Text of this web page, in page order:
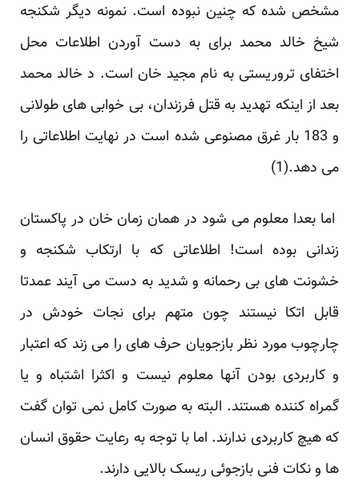
مشخص شده که چنین نبوده است. نمونه دیگر شکنجه
شیخ خالد محمد برای به دست آوردن اطلاعات محل
اختفای تروریستی به نام مجید خان است. د خالد محمد
بعد از اینکه تهدید به قتل فرزندان، بی خوابی های طولانی
و 183 بار غرق مصنوعی شده است در نهایت اطلاعاتی را
می دهد.(1
)
اما بعدا معلوم می شود در همان زمان خان در پاکستان
زندانی بوده است! اطلاعاتی که با ارتکاب شکنجه و
خشونت های بی رحمانه و شدید به دست می آیند عمدتا
قابل اتکا نیستند چون متهم برای نجات خودش در
چارچوب مورد نظر بازجویان حرف های را می زند که اعتبار
و کاربردی بودن آنها معلوم نیست و اکثرا اشتباه و یا
گمراه کننده هستند. البته به صورت کامل نمی توان گفت
که هیچ کاربردی ندارند. اما با توجه به رعایت حقوق انسان
ها و نکات فنی بازجوئی ریسک بالایی دارند.